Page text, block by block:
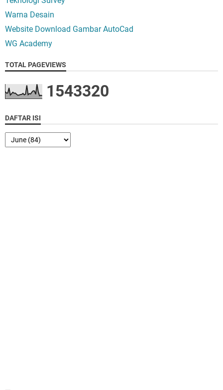
Warna Desain
Website Download Gambar AutoCad
WG Academy
TOTAL PAGEVIEWS
1543320
DAFTAR ISI